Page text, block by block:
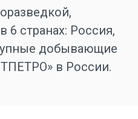
странах: Россия,
добывающие
в России.